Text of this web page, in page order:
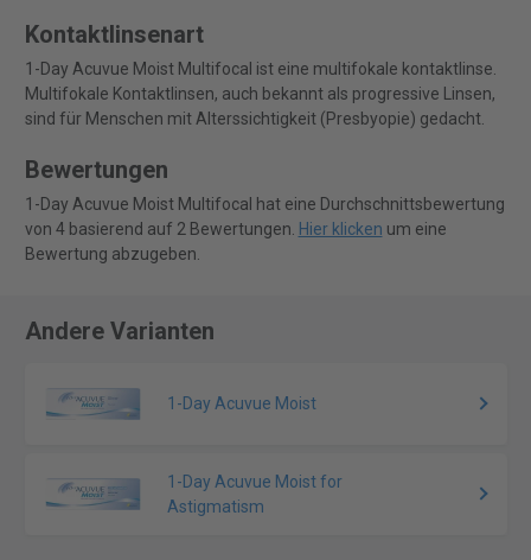
Kontaktlinsenart
1-Day Acuvue Moist Multifocal ist eine multifokale kontaktlinse.
Multifokale Kontaktlinsen, auch bekannt als progressive Linsen,
sind für Menschen mit Alterssichtigkeit (Presbyopie) gedacht.
Bewertungen
1-Day Acuvue Moist Multifocal hat eine Durchschnittsbewertung
von 4 basierend auf 2 Bewertungen. Hier klicken um eine
Bewertung abzugeben.
Andere Varianten
1-Day Acuvue Moist
1-Day Acuvue Moist for
Astigmatism